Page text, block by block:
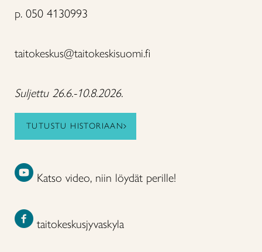
p. 050 4130993
taitokeskus@taitokeskisuomi.fi
Suljettu 26.6.-10.8.2026.
TUTUSTU HISTORIAAN
Katso video, niin löydät perille!
taitokeskusjyvaskyla